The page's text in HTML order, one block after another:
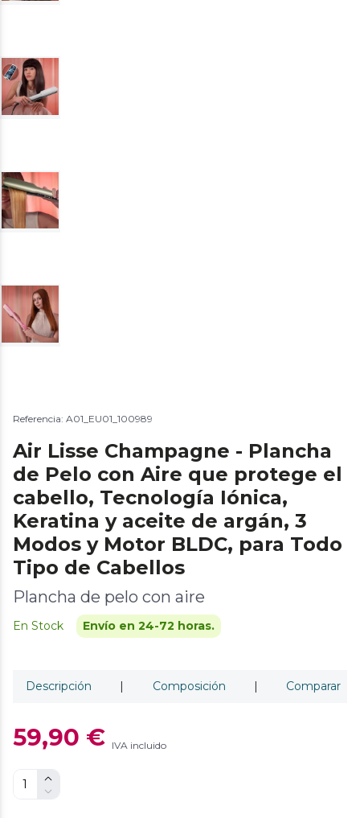
Referencia: A01_EU01_100989
Air Lisse Champagne - Plancha
de Pelo con Aire que protege el
cabello, Tecnología Iónica,
Keratina y aceite de argán, 3
Modos y Motor BLDC, para Todo
Tipo de Cabellos
Plancha de pelo con aire
En Stock Envío en 24-72 horas.
Descripción | Composición | Comparar
59,90 € IVA incluido